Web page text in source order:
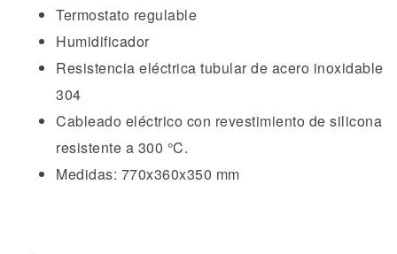
Termostato regulable
Humidificador
Resistencia eléctrica tubular de acero inoxidable
304
Cableado eléctrico con revestimiento de silicona
resistente a 300 °C.
Medidas: 770x360x350 mm